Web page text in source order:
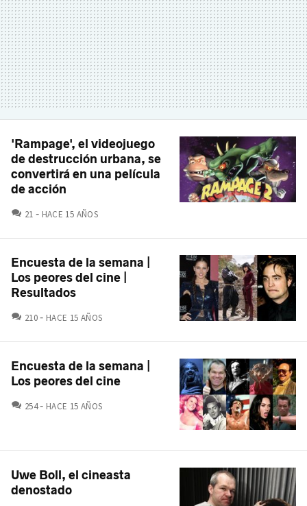
'Rampage', el videojuego
de destrucción urbana, se
convertirá en una película
de acción
21 COMENTARIOS
HACE 15 AÑOS
Encuesta de la semana |
Los peores del cine |
Resultados
210COMENTARIOS
HACE 15 AÑOS
Encuesta de la semana |
Los peores del cine
254COMENTARIOS
HACE 15 AÑOS
Uwe Boll, el cineasta
denostado